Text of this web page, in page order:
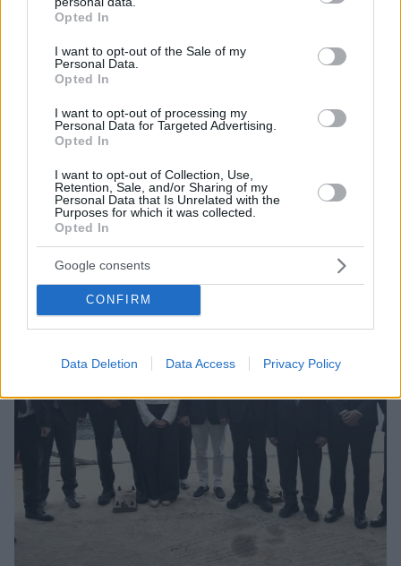
grant or deny consent to Google and its third-party tags to
use your data for below specified purposes in below Google
consent section.
Opted In
I want to opt-out of the Sale of my
Personal Data.
Opted In
I want to opt-out of processing my
Personal Data for Targeted Advertising.
Opted In
I want to opt-out of Collection, Use,
Retention, Sale, and/or Sharing of my
Personal Data that Is Unrelated with the
Purposes for which it was collected.
Opted In
Google consents
CONFIRM
Data Deletion Data Access Privacy Policy
Τις απειλές για τη θαλάσσια ασφάλεια θα αναδείξει ο
του ΟΗΕ
Ο πρωθυπουργός θα προεδρεύσει σε εκδήλωση
Προεδρίας του Συμβουλίου Ασφαλείας Ηνωμένων
Εθνών που ασκεί η Ελλάδα κατά τον μήνα Μάιο 2025
- Θα μιλήσει, βάσει προγράμματος και η Μελίνα
Τραυλού